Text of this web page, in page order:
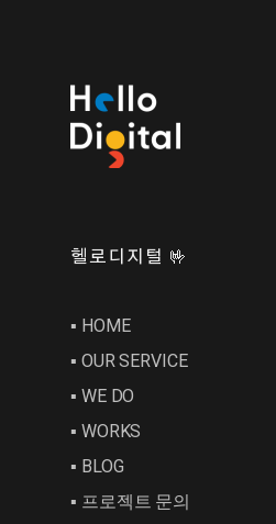
헬로디지털 🤟
▪︎ HOME
▪︎ OUR SERVICE
▪︎ WE DO
▪︎ WORKS
▪︎ BLOG
▪︎ 프로젝트 문의